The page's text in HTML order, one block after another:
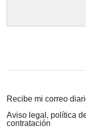
Recibe mi correo
Aviso legal, política
contratación